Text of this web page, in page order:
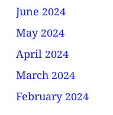
June 2024
May 2024
April 2024
March 2024
February 2024